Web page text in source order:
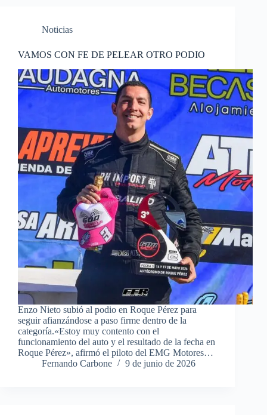
Noticias
VAMOS CON FE DE PELEAR OTRO PODIO
Enzo Nieto subió al podio en Roque Pérez para
seguir afianzándose a paso firme dentro de la
categoría.«Estoy muy contento con el
funcionamiento del auto y el resultado de la fecha en
Roque Pérez», afirmó el piloto del EMG Motores…
Fernando Carbone
9 de junio de 2026